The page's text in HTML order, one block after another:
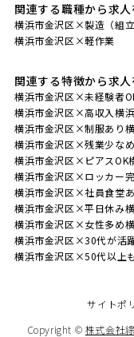
関連する職種から求人
横浜市金沢区×製造（組立
横浜市金沢区×軽作業
関連する特徴から求人
横浜市金沢区×未経験者
横浜市金沢区×高収入横
横浜市金沢区×制服あり
横浜市金沢区×残業少な
横浜市金沢区×ピアスOK
横浜市金沢区×ロッカー
横浜市金沢区×社員食堂
横浜市金沢区×平日休み
横浜市金沢区×女性多め
横浜市金沢区×30代が活
横浜市金沢区×50代以上
サイトポ
Copyright © 株式会社